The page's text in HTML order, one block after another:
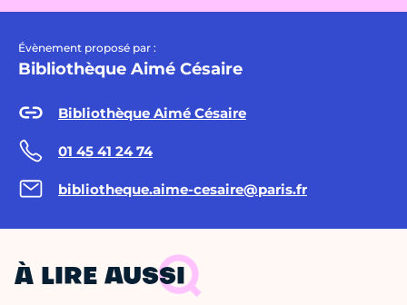
Évènement proposé par :
Bibliothèque Aimé Césaire
Bibliothèque Aimé Césaire
01 45 41 24 74
bibliotheque.aime-cesaire@paris.fr
À LIRE AUSSI